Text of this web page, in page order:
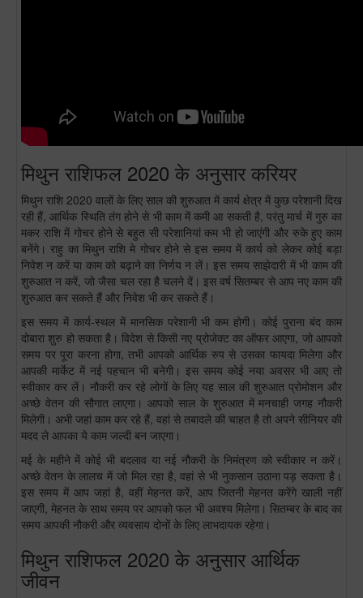
मिथुन राशिफल 2020 के अनुसार करियर
मिथुन राशि 2020 वालों के लिए साल की शुरुआत में कार्य क्षेत्र में कुछ परेशानी दिख
रही हैं, आर्थिक स्थिति तंग होने से भी काम में कमी आ सकती है, परंतु मार्च में गुरु का
मकर राशि में गोचर होने से बहुत सी परेशानियां कम भी हो जाएंगी और रुके हुए काम
बनेंगे। राहु का मिथुन राशि मे गोचर होने से इस समय में कार्य को लेकर कोई बड़ा
निवेश न करें या काम को बढ़ाने का निर्णय न लें। इस समय साझेदारी में भी काम की
शुरुआत न करें, जो जैसा चल रहा है चलने दें। इस वर्ष सितम्बर से आप नए काम की
शुरुआत कर सकते हैं और निवेश भी कर सकते हैं।
इस समय में कार्य-स्थल में मानसिक परेशानी भी कम होगी। कोई पुराना बंद काम
दोबारा शुरु हो सकता है। विदेश से किसी नए प्रोजेक्ट का ऑफर आएगा, जो आपको
समय पर पूरा करना होगा, तभी आपको आर्थिक रुप से उसका फायदा मिलेगा और
आपकी मार्केट में नई पहचान भी बनेगी। इस समय कोई नया अवसर भी आए तो
स्वीकार कर लें। नौकरी कर रहे लोगों के लिए यह साल की शुरुआत प्रोमोशन और
अच्छे वेतन की सौगात लाएगा। आपको साल के शुरुआत में मनचाही जगह नौकरी
मिलेगी। अभी जहां काम कर रहे हैं, वहां से तबादले की चाहत है तो अपने सीनियर की
मदद ले आपका ये काम जल्दी बन जाएगा।
मई के महीने में कोई भी बदलाव या नई नौकरी के निमंत्रण को स्वीकार न करें।
अच्छे वेतन के लालच में जो मिल रहा है, वहां से भी नुकसान उठाना पड़ सकता है।
इस समय में आप जहां है, वहीं मेहनत करें, आप जितनी मेहनत करेंगे खाली नहीं
जाएगी, मेहनत के साथ समय पर आपको फल भी अवश्य मिलेगा। सितम्बर के बाद का
समय आपकी नौकरी और व्यवसाय दोनों के लिए लाभदायक रहेगा।
मिथुन राशिफल 2020 के अनुसार आर्थिक
जीवन